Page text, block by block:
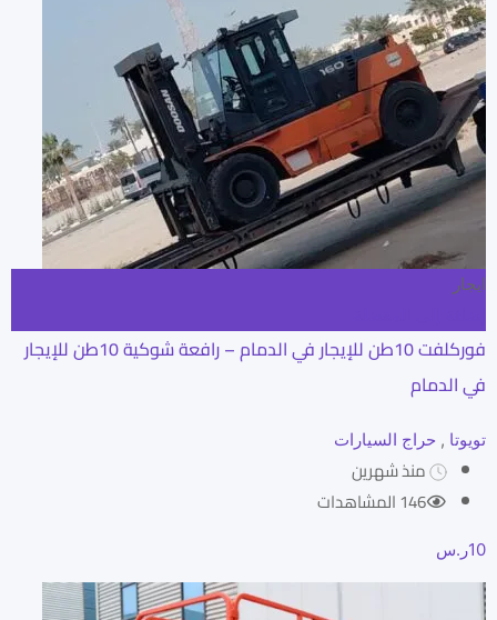
ايجار
فوركلفت 10طن للإيجار في الدمام – رافعة شوكية 10طن للإيجار
في الدمام
تويوتا , حراج السيارات
منذ شهرين
146 المشاهدات
10ر.س